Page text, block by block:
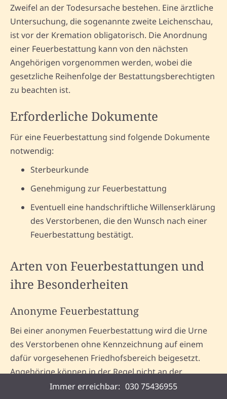
Zweifel an der Todesursache bestehen. Eine ärztliche
Untersuchung, die sogenannte zweite Leichenschau,
ist vor der Kremation obligatorisch. Die Anordnung
einer Feuerbestattung kann von den nächsten
Angehörigen vorgenommen werden, wobei die
gesetzliche Reihenfolge der Bestattungsberechtigten
zu beachten ist.
Erforderliche Dokumente
Für eine Feuerbestattung sind folgende Dokumente
notwendig:
Sterbeurkunde
Genehmigung zur Feuerbestattung
Eventuell eine handschriftliche Willenserklärung
des Verstorbenen, die den Wunsch nach einer
Feuerbestattung bestätigt.
Arten von Feuerbestattungen und
ihre Besonderheiten
Anonyme Feuerbestattung
Bei einer anonymen Feuerbestattung wird die Urne
des Verstorbenen ohne Kennzeichnung auf einem
dafür vorgesehenen Friedhofsbereich beigesetzt.
Angehörige können in der Regel nicht an der
Beisetzung teilnehmen, und es gibt keine individuelle
Immer erreichbar: 030 75436955